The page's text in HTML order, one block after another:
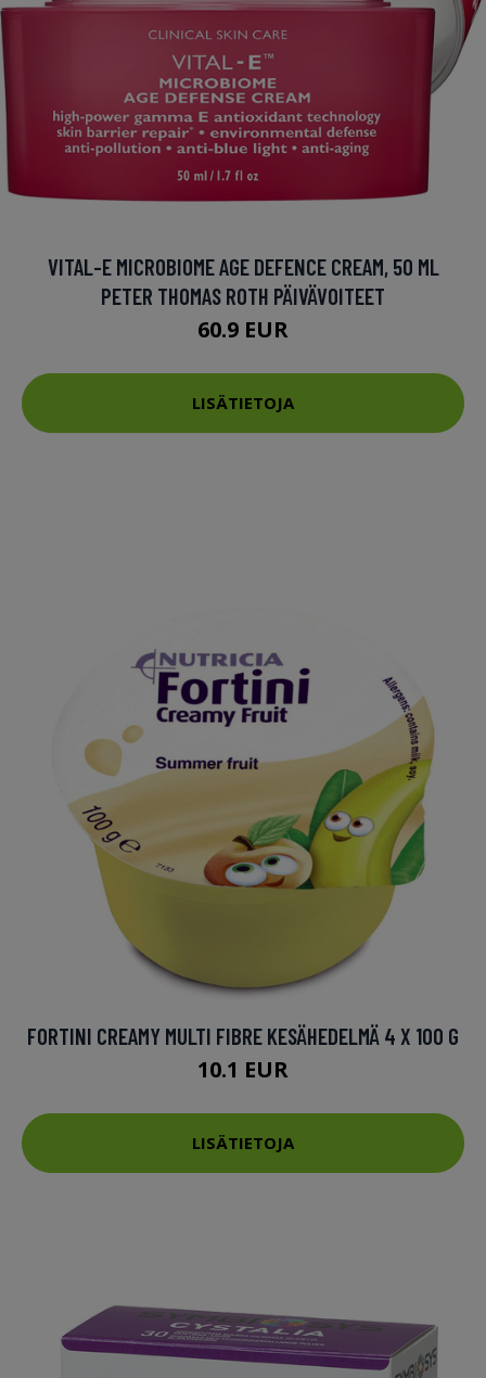
VITAL-E MICROBIOME AGE DEFENCE CREAM, 50 ML
PETER THOMAS ROTH PÄIVÄVOITEET
60.9 EUR
LISÄTIETOJA
FORTINI CREAMY MULTI FIBRE KESÄHEDELMÄ 4 X 100 G
10.1 EUR
LISÄTIETOJA